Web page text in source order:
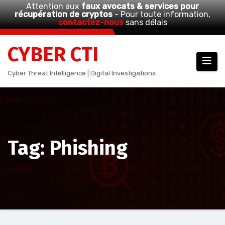
Attention auxfaux avocats & services pour
récupération de cryptos- Pour toute information,
contactez-noussans délais
Aller
au
contenu
CYBER CTI
Cyber Threat Intelligence | Digital Investigations
Tag: Phishing